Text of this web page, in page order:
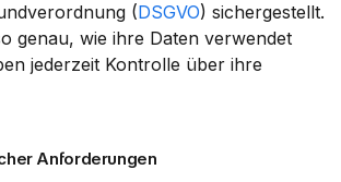
(DSGVO) sichergestellt.
genau, wie ihre Daten verwendet
jederzeit Kontrolle über ihre
Anforderungen